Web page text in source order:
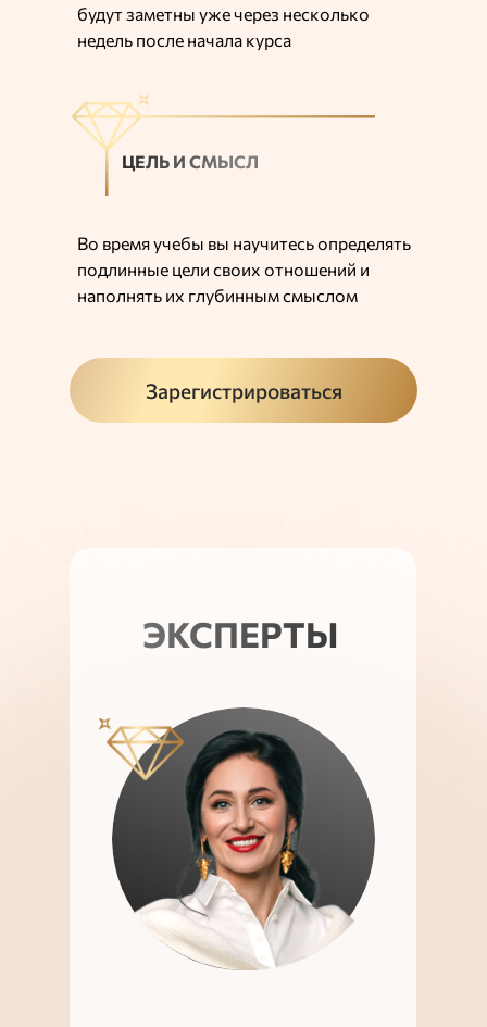
ЦЕЛЬ И СМЫСЛ
будут заметны уже через несколько
недель после начала курса
Во время учебы вы научитесь определять
подлинные цели своих отношений и
наполнять их глубинным смыслом
Зарегистрироваться
ЭКСПЕРТЫ